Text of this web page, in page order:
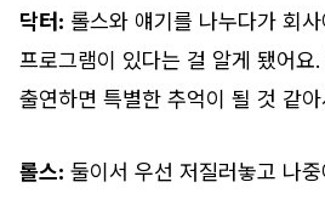
닥터: 롤스와 얘기를 나누다가 회
프로그램이 있다는 걸 알게 됐어요.
출연하면 특별한 추억이 될 것 같
롤스: 둘이서 우선 저질러놓고 나